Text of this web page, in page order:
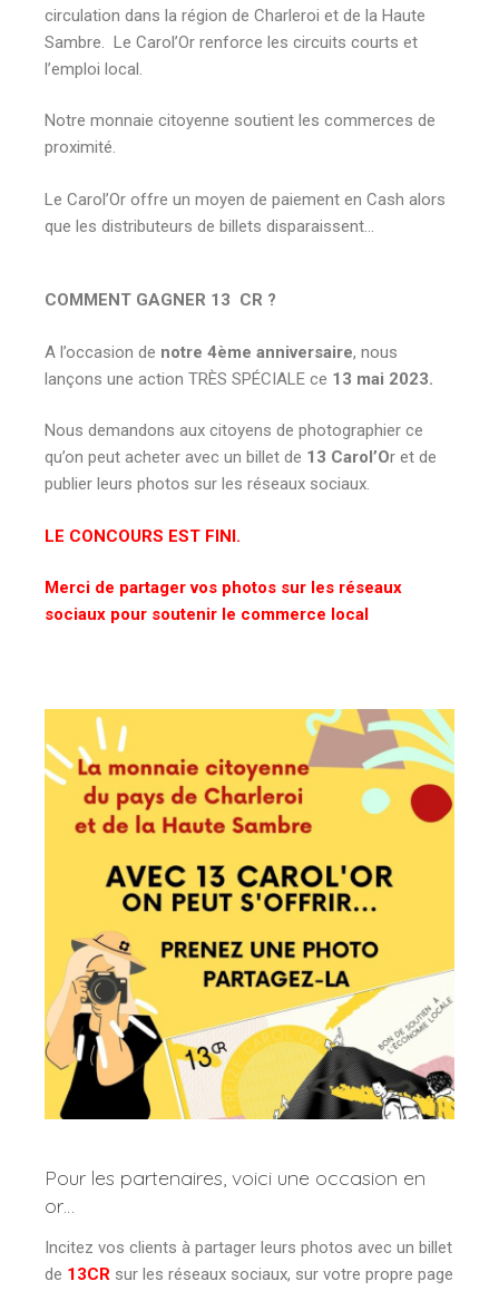
circulation dans la région de Charleroi et de la Haute
Sambre. Le Carol’Or renforce les circuits courts et
l’emploi local.
Notre monnaie citoyenne soutient les commerces de
proximité.
Le Carol’Or offre un moyen de paiement en Cash alors
que les distributeurs de billets disparaissent…
COMMENT GAGNER 13 CR ?
A l’occasion de notre 4ème anniversaire, nous
lançons une action TRÈS SPÉCIALE ce 13 mai 2023.
Nous demandons aux citoyens de photographier ce
qu’on peut acheter avec un billet de 13 Carol’Or et de
publier leurs photos sur les réseaux sociaux.
LE CONCOURS EST FINI.
Merci de partager vos photos sur les réseaux
sociaux pour soutenir le commerce local
Pour les partenaires, voici une occasion en
or…
Incitez vos clients à partager leurs photos avec un billet
de 13CR sur les réseaux sociaux, sur votre propre page